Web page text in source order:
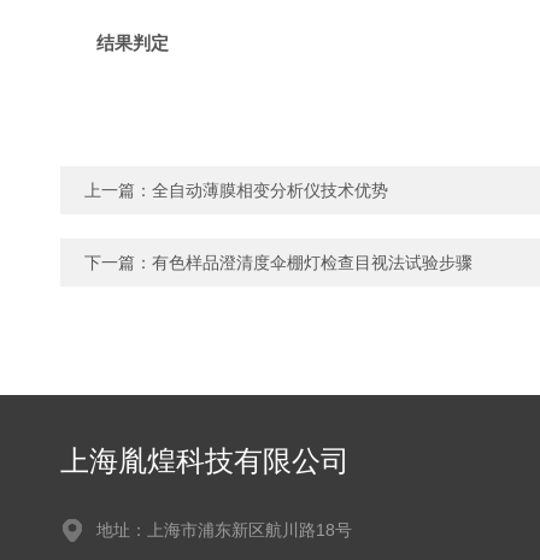
结果判定
上一篇： 全自动薄膜相变分析仪技术优势
下一篇： 有色样品澄清度伞棚灯检查目视法试验步骤
上海胤煌科技有限公司
地址：上海市浦东新区航川路18号